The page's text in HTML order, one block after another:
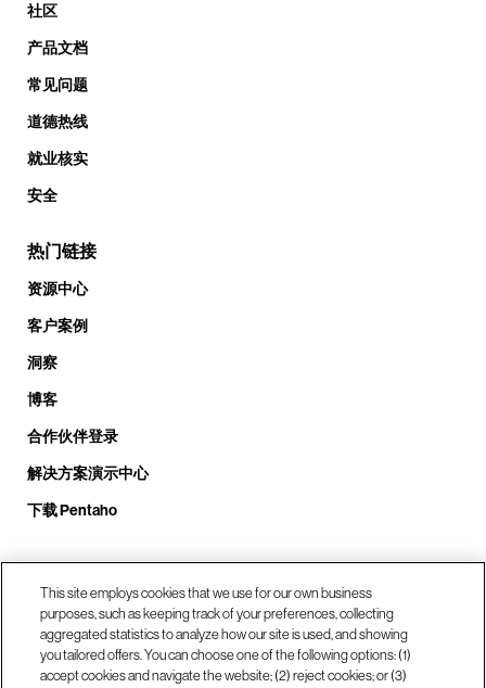
社区
产品文档
常见问题
道德热线
就业核实
安全
热门链接
资源中心
客户案例
洞察
博客
合作伙伴登录
解决方案演示中心
下载 Pentaho
致电我们： +1.408.324.0920
我们的位置
This site employs cookies that we use for our own business
purposes, such as keeping track of your preferences, collecting
aggregated statistics to analyze how our site is used, and showing
you tailored offers. You can choose one of the following options: (1)
accept cookies and navigate the website; (2) reject cookies; or (3)